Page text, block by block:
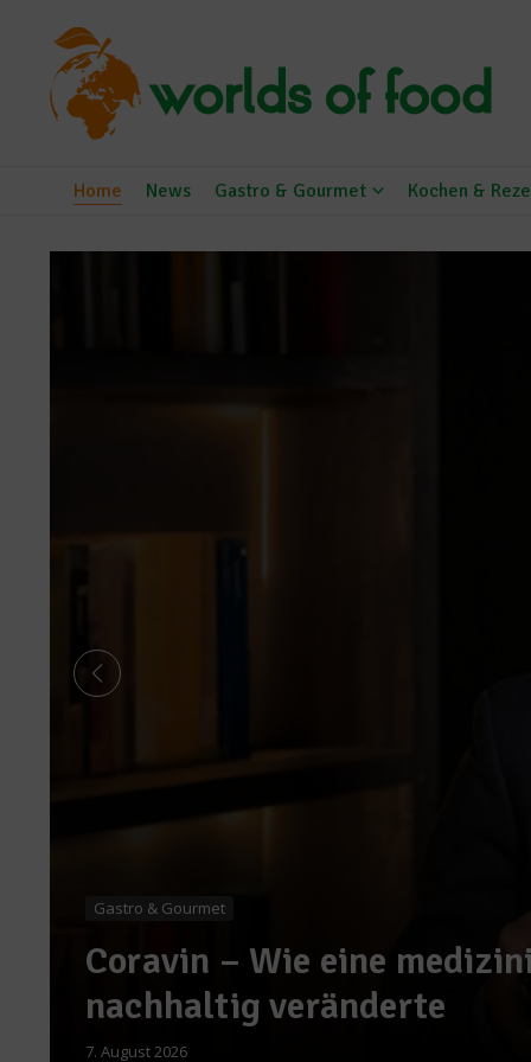
Home News Gastro & Gourmet Kochen &
Gastro & Gourmet
Coravin – Wie eine
nachhaltig veränderte
7. August 2026